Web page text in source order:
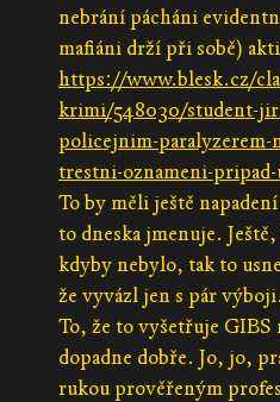
nebrání pácháni
mafiáni drží při sobě)
https://www.blesk.cz/
krimi/548030/student-
policejnim-paralyzerem-
trestni-oznameni-
To by měli ještě
to dneska jmenuje.
kdyby nebylo, tak to
že vyvázl jen s pár výboji.
To, že to vyšetřuje GIBS
dopadne dobře. Jo, jo,
rukou prověřeným